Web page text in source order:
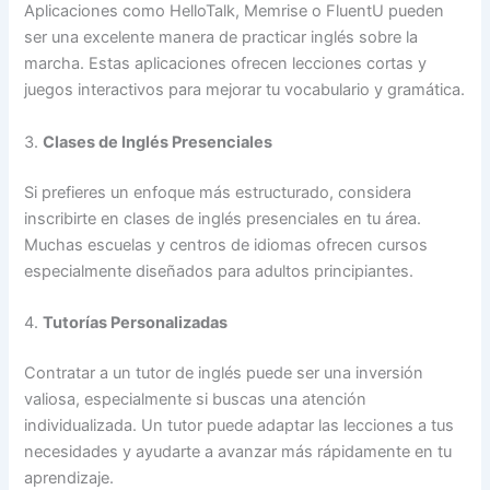
Aplicaciones como HelloTalk, Memrise o FluentU pueden
ser una excelente manera de practicar inglés sobre la
marcha. Estas aplicaciones ofrecen lecciones cortas y
juegos interactivos para mejorar tu vocabulario y gramática.
3.Clases de Inglés Presenciales
Si prefieres un enfoque más estructurado, considera
inscribirte en clases de inglés presenciales en tu área.
Muchas escuelas y centros de idiomas ofrecen cursos
especialmente diseñados para adultos principiantes.
4.Tutorías Personalizadas
Contratar a un tutor de inglés puede ser una inversión
valiosa, especialmente si buscas una atención
individualizada. Un tutor puede adaptar las lecciones a tus
necesidades y ayudarte a avanzar más rápidamente en tu
aprendizaje.